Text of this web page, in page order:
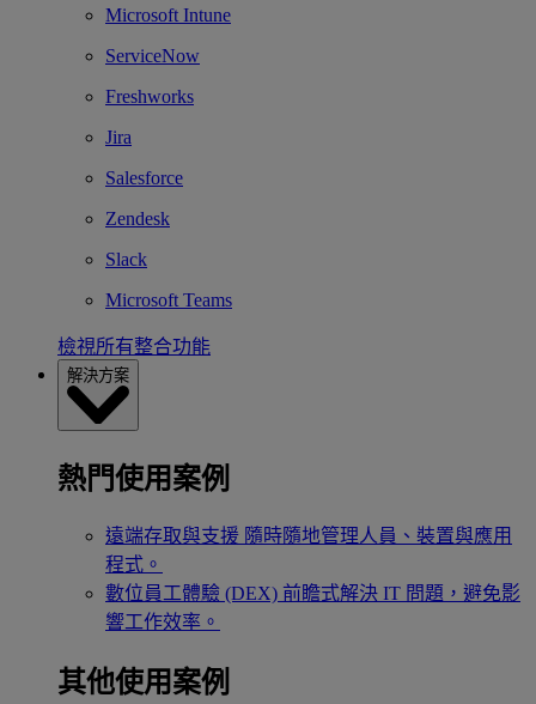
Microsoft Intune
ServiceNow
Freshworks
Jira
Salesforce
Zendesk
Slack
Microsoft Teams
檢視所有整合功能
解決方案
熱門使用案例
遠端存取與支援 隨時隨地管理人員、裝置與應用
程式。
數位員工體驗 (DEX) 前瞻式解決 IT 問題，避免影
響工作效率。
其他使用案例